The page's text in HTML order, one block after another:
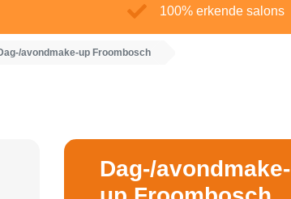
100% erkende salons
avondmake-up Froombosch
Dag-/avondmake-